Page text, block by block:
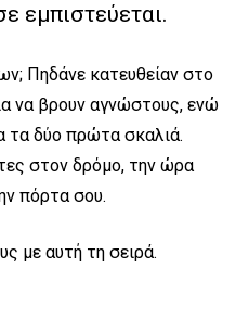
εμπιστεύεται.
Πηδάνε κατευθείαν στο
να βρουν αγνώστους, ενώ
τα δύο πρώτα σκαλιά.
στον δρόμο, την ώρα
πόρτα σου.
με αυτή τη σειρά.